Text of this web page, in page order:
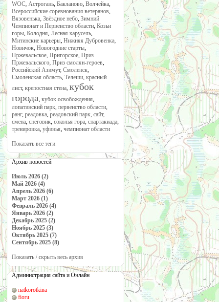
WOC, Астрогань, Бакланово, Волчейка,
Всероссийские соревнования ветеранов,
Вязовенька, Звёздное небо, Зимний
Чемпионат и Первенство области, Козьи
горы, Колодня, Лесная карусель,
Митинские карьеры, Нижняя Дубровенка,
Новичок, Новогодние старты,
Пржевальское, Пригорское, Приз
Пржевальского, Приз смолян-героев,
Российский Азимут, Смоленск,
Смоленская область, Телеши, красный
лист, крепостная стена, кубок
города, кубок освобождения,
лопатинский парк, первенство области,
ранг, реадовка, реадовский парк, сайт,
смена, снеговик, соколья гора, спартакиада,
тренировка, уфинья, чемпионат области
Показать все теги
Архив новостей
Июль 2026 (2)
Май 2026 (4)
Апрель 2026 (6)
Март 2026 (1)
Февраль 2026 (4)
Январь 2026 (2)
Декабрь 2025 (2)
Ноябрь 2025 (3)
Октябрь 2025 (7)
Сентябрь 2025 (8)
Показать / скрыть весь архив
Администрация сайта и Онлайн
natkorotkina
fioru